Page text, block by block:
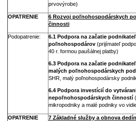
prvovýrobe)
OPATRENIE
6 Rozvoj poľnohospodárskych
činnosti
Podopatrenie:
6.1 Podpora na začatie
poľnohospodárov (prijímateľ
40 r. formou paušálnej platby)
6.3 Podpora na začatie
malých poľnohospodárskych
SHR, malý poľnohospodársky
6.4 Podpora investícií do
nepoľnohospodárskych činností
mikropodniky a malé podniky vo
OPATRENIE 7 Základné služby a obnova